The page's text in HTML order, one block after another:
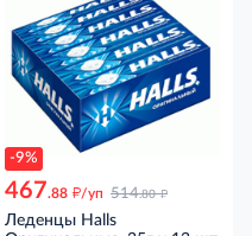
-9%
467.88 д/уп 514.80 д
Леденцы Halls